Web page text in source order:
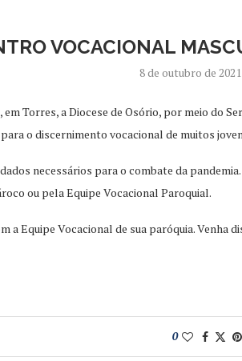
VOCACIONAL
8 de outubro de 2021
Torres, a Diocese de Osório, por meio do
o discernimento vocacional de muitos
necessários para o combate da
ou pela Equipe Vocacional Paroquial.
a Equipe Vocacional de sua paróquia.
0